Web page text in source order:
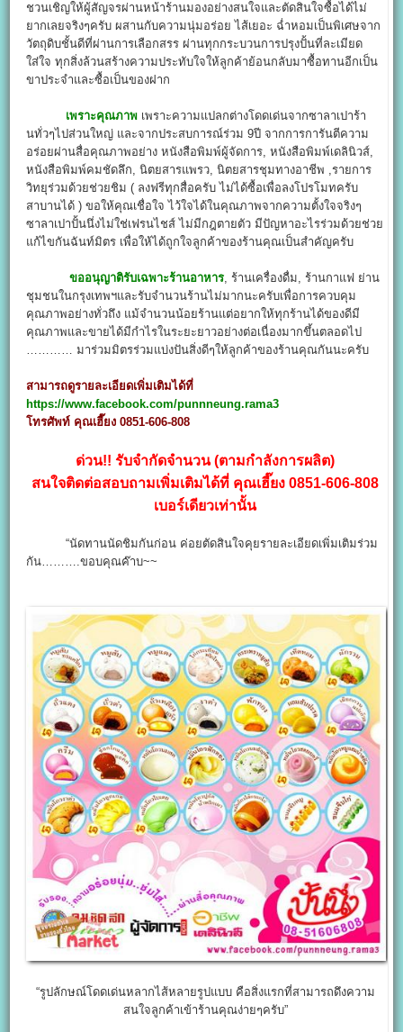
ชวนเชิญให้ผู้สัญจรผ่านหน้าร้านมองอย่างสนใจและตัดสินใจซื้อได้ไม่
ยากเลยจริงๆครับ ผสานกับความนุ่มอร่อย ไส้เยอะ ฉ่ำหอมเป็นพิเศษจาก
วัตถุดิบชั้นดีที่ผ่านการเลือกสรร ผ่านทุกกระบวนการปรุงปั้นที่ละเมียด
ใส่ใจ ทุกสิ่งล้วนสร้างความประทับใจให้ลูกค้าย้อนกลับมาซื้อทานอีกเป็น
ขาประจำและซื้อเป็นของฝาก
เพราะคุณภาพ เพราะความแปลกต่างโดดเด่นจากซาลาเปาร้า
นทั่วๆไปส่วนใหญ่ และจากประสบการณ์ร่วม 9ปี จากการการันตีความ
อร่อยผ่านสื่อคุณภาพอย่าง หนังสือพิมพ์ผู้จัดการ, หนังสือพิมพ์เดลินิวส์,
หนังสือพิมพ์คมชัดลึก, นิตยสารแพรว, นิตยสารชุมทางอาชีพ ,รายการ
วิทยุร่วมด้วยช่วยชิม ( ลงฟรีทุกสื่อครับ ไม่ได้ซื้อเพื่อลงโปรโมทครับ
สาบานได้ ) ขอให้คุณเชื่อใจ ไว้ใจได้ในคุณภาพจากความตั้งใจจริงๆ
ซาลาเปาปั้นนึ่งไม่ใช่เฟรนไชส์ ไม่มีกฎตายตัว มีปัญหาอะไรร่วมด้วยช่วย
แก้ไขกันฉันท์มิตร เพื่อให้ได้ถูกใจลูกค้าของร้านคุณเป็นสำคัญครับ
ขออนุญาติรับเฉพาะร้านอาหาร, ร้านเครื่องดื่ม, ร้านกาแฟ ย่าน
ชุมชนในกรุงเทพฯและรับจำนวนร้านไม่มากนะครับเพื่อการควบคุม
คุณภาพอย่างทั่วถึง แม้จำนวนน้อยร้านแต่อยากให้ทุกร้านได้ของดีมี
คุณภาพและขายได้มีกำไรในระยะยาวอย่างต่อเนื่องมากขึ้นตลอดไป
………… มาร่วมมิตรร่วมแบ่งปันสิ่งดีๆให้ลูกค้าของร้านคุณกันนะครับ
สามารถดูรายละเอียดเพิ่มเติมได้ที่
https://www.facebook.com/punnneung.rama3
โทรศัพท์ คุณเฮี๊ยง 0851-606-808
ด่วน!! รับจำกัดจำนวน (ตามกำลังการผลิต)
สนใจติดต่อสอบถามเพิ่มเติมได้ที่ คุณเฮี๊ยง 0851-606-808
เบอร์เดียวเท่านั้น
“นัดทานนัดชิมกันก่อน ค่อยตัดสินใจคุยรายละเอียดเพิ่มเติมร่วม
กัน……….ขอบคุณค๊าบ~~
“รูปลักษณ์โดดเด่นหลากไส้หลายรูปแบบ คือสิ่งแรกที่สามารถดึงความ
สนใจลูกค้าเข้าร้านคุณง่ายๆครับ”